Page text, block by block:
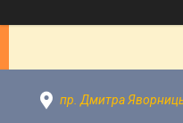
пр. Дмитра